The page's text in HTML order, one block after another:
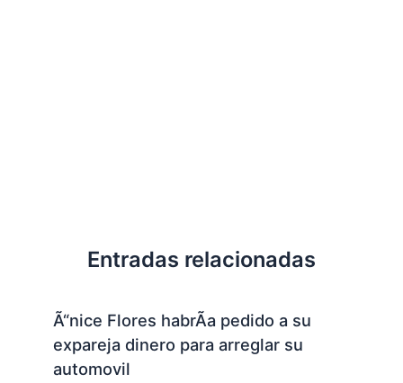
Entradas relacionadas
Ã“nice Flores habrÃ­a pedido a su
expareja dinero para arreglar su
automovil